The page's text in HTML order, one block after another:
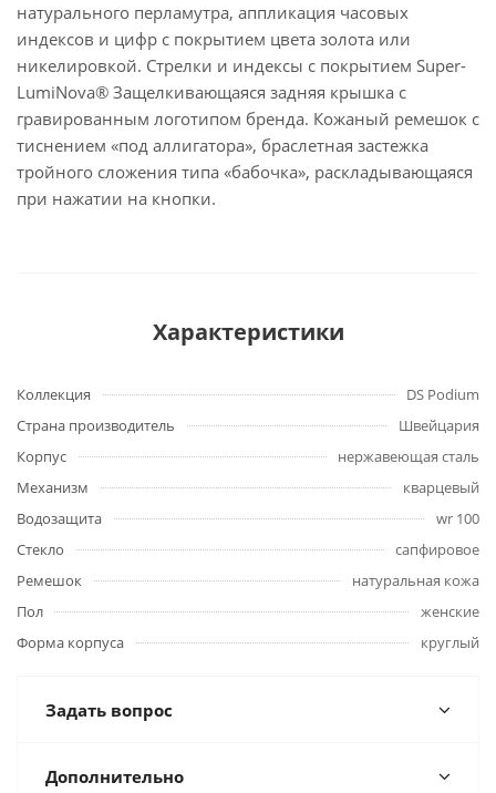
натурального перламутра, аппликация часовых
индексов и цифр с покрытием цвета золота или
никелировкой. Стрелки и индексы с покрытием Super-
LumiNova® Защелкивающаяся задняя крышка с
гравированным логотипом бренда. Кожаный ремешок с
тиснением «под аллигатора», браслетная застежка
тройного сложения типа «бабочка», раскладывающаяся
при нажатии на кнопки.
Характеристики
Коллекция
DS Podium
Страна производитель
Швейцария
Корпус
нержавеющая сталь
Механизм
кварцевый
Водозащита
wr 100
Стекло
сапфировое
Ремешок
натуральная кожа
Пол
женские
Форма корпуса
круглый
Задать вопрос
Дополнительно